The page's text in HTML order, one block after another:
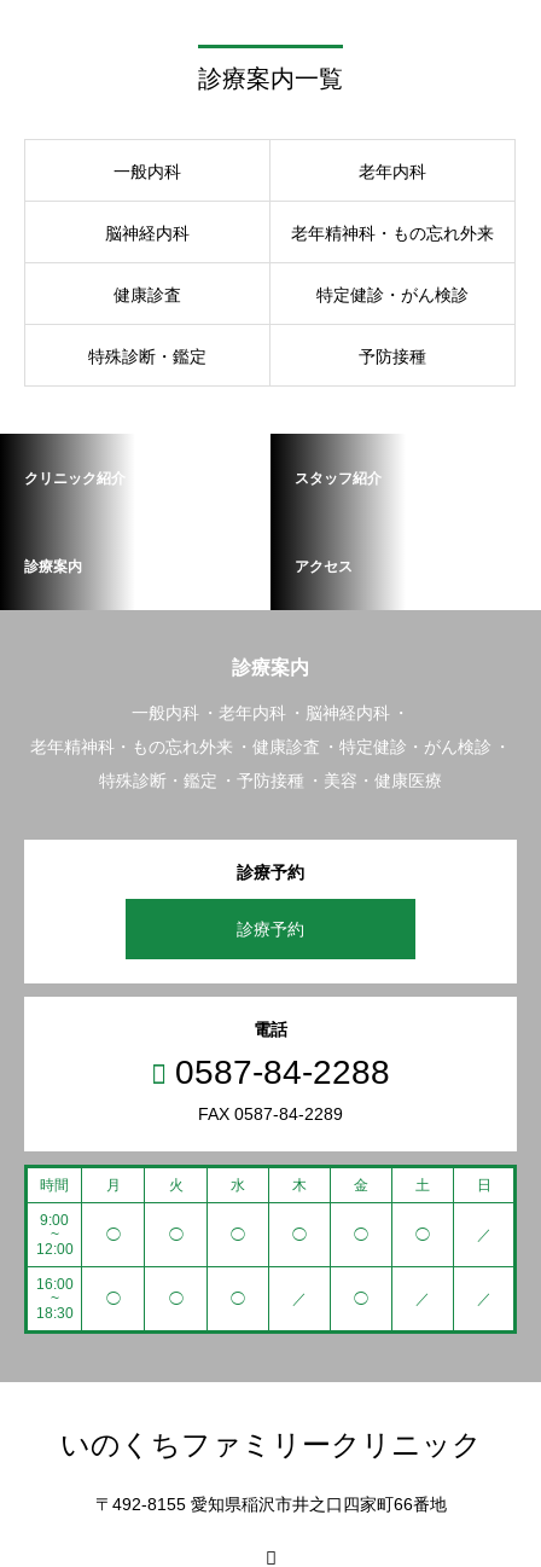
診療案内一覧
一般内科 老年内科
脳神経内科 老年精神科・もの忘れ外来
健康診査 特定健診・がん検診
特殊診断・鑑定 予防接種
クリニック紹介 スタッフ紹介
診療案内 アクセス
診療案内
一般内科 老年内科
脳神経内科
老年精神科・もの忘れ外来
健康診査
特定健診・がん検診
特殊診断・鑑定
予防接種 美容・健康医療
診療予約
診療予約
電話
0587-84-2288
FAX 0587-84-2289
時間 月 火 水 木 金 土 日
9:00
~
12:00
◯ ◯ ◯ ◯ ◯ ◯ ／
16:00
~
18:30
◯ ◯ ◯ ／ ◯ ／ ／
いのくちファミリークリニック
〒492-8155 愛知県稲沢市井之口四家町66番地